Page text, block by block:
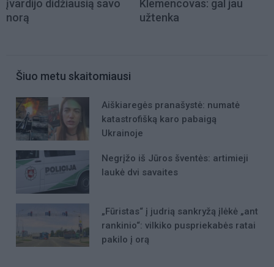
įvardijo didžiausią savo
norą
Klemencovas: gal jau
užtenka
Šiuo metu skaitomiausi
Aiškiaregės pranašystė: numatė
katastrofišką karo pabaigą
Ukrainoje
Negrįžo iš Jūros šventės: artimieji
laukė dvi savaites
„Fūristas“ į judrią sankryžą įlėkė „ant
rankinio“: vilkiko puspriekabės ratai
pakilo į orą